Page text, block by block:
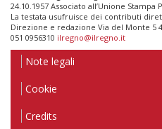
24.10.1957 Associato all’Unione Stampa
La testata usufruisce dei contributi
Direzione e redazione Via del Monte 5
051 0956310 ilregno@ilregno.it
Note legali
Cookie
Credits